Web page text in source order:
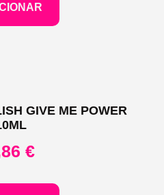
GIVE ME POWER
€